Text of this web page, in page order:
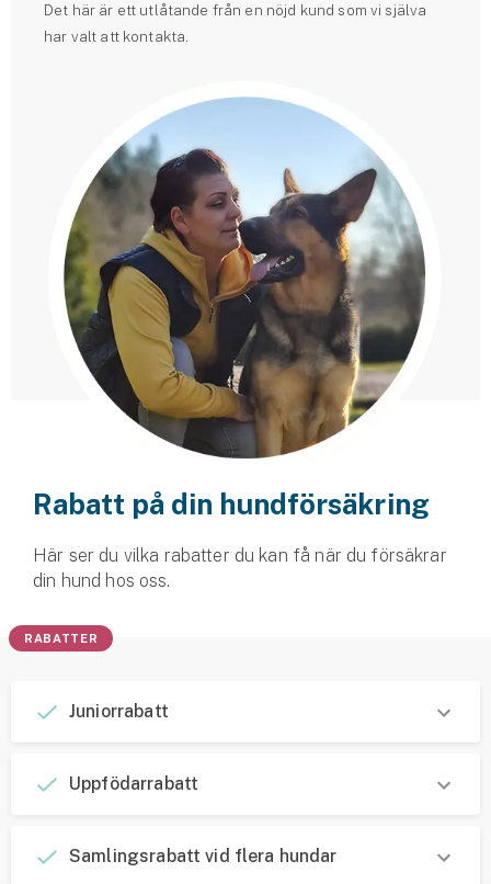
Det här är ett utlåtande från en nöjd kund som vi själva
har valt att kontakta.
Rabatt på din hundförsäkring
Här ser du vilka rabatter du kan få när du försäkrar
din hund hos oss.
RABATTER
Juniorrabatt
Uppfödarrabatt
Samlingsrabatt vid flera hundar